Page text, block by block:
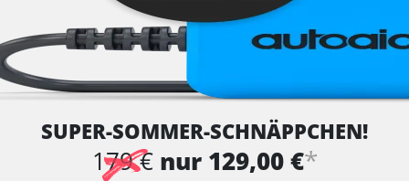
SUPER-SOMMER-SCHNÄPPCHEN!
179 € nur 129,00 €*